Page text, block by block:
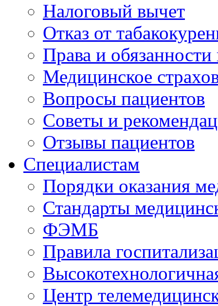
Налоговый вычет
Отказ от
Права и
Медицинское
Вопросы пациентов
Советы и
Отзывы пациентов
Специалистам
Порядки оказания
Стандарты
ФЭМБ
Правила
Центр